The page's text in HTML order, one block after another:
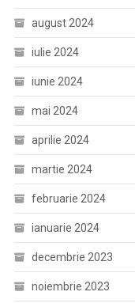
august 2024
iulie 2024
iunie 2024
mai 2024
aprilie 2024
martie 2024
februarie 2024
ianuarie 2024
decembrie 2023
noiembrie 2023